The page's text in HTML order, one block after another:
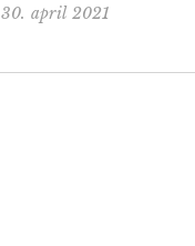
30. april 2021